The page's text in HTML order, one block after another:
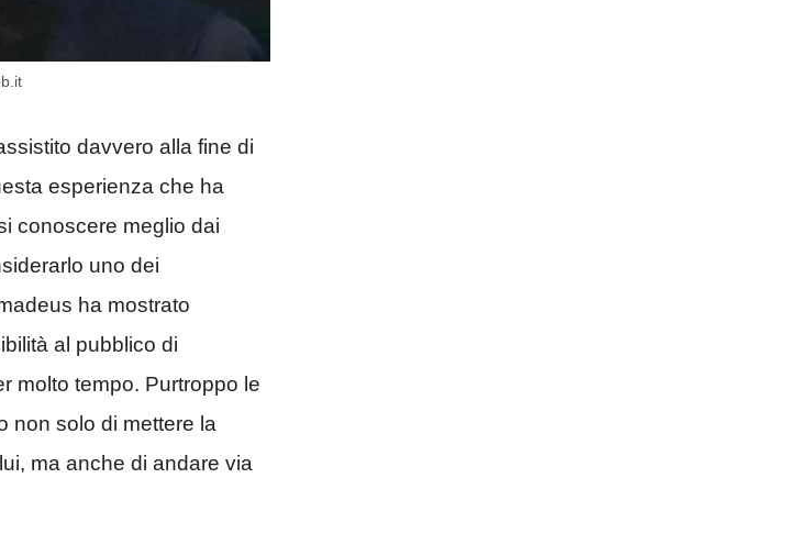
davvero alla fine di
esperienza che ha
conoscere meglio dai
uno dei
ha mostrato
al pubblico di
molto tempo. Purtroppo le
non solo di mettere la
ma anche di andare via